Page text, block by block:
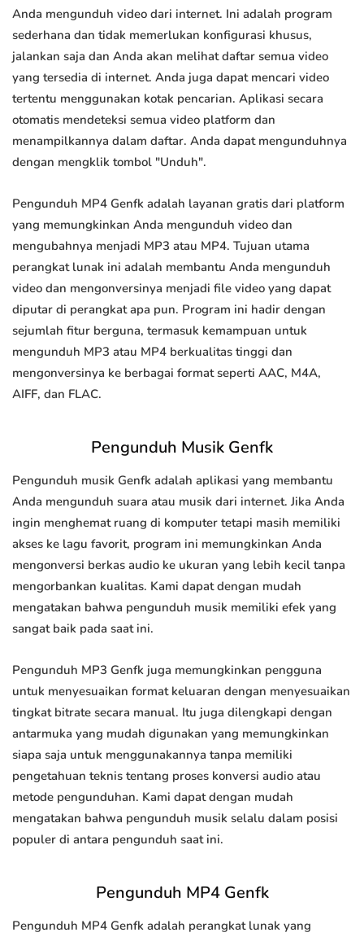
Anda mengunduh video dari internet. Ini adalah program
sederhana dan tidak memerlukan konfigurasi khusus,
jalankan saja dan Anda akan melihat daftar semua video
yang tersedia di internet. Anda juga dapat mencari video
tertentu menggunakan kotak pencarian. Aplikasi secara
otomatis mendeteksi semua video platform dan
menampilkannya dalam daftar. Anda dapat mengunduhnya
dengan mengklik tombol "Unduh".
Pengunduh MP4 Genfk adalah layanan gratis dari platform
yang memungkinkan Anda mengunduh video dan
mengubahnya menjadi MP3 atau MP4. Tujuan utama
perangkat lunak ini adalah membantu Anda mengunduh
video dan mengonversinya menjadi file video yang dapat
diputar di perangkat apa pun. Program ini hadir dengan
sejumlah fitur berguna, termasuk kemampuan untuk
mengunduh MP3 atau MP4 berkualitas tinggi dan
mengonversinya ke berbagai format seperti AAC, M4A,
AIFF, dan FLAC.
Pengunduh Musik Genfk
Pengunduh musik Genfk adalah aplikasi yang membantu
Anda mengunduh suara atau musik dari internet. Jika Anda
ingin menghemat ruang di komputer tetapi masih memiliki
akses ke lagu favorit, program ini memungkinkan Anda
mengonversi berkas audio ke ukuran yang lebih kecil tanpa
mengorbankan kualitas. Kami dapat dengan mudah
mengatakan bahwa pengunduh musik memiliki efek yang
sangat baik pada saat ini.
Pengunduh MP3 Genfk juga memungkinkan pengguna
untuk menyesuaikan format keluaran dengan menyesuaikan
tingkat bitrate secara manual. Itu juga dilengkapi dengan
antarmuka yang mudah digunakan yang memungkinkan
siapa saja untuk menggunakannya tanpa memiliki
pengetahuan teknis tentang proses konversi audio atau
metode pengunduhan. Kami dapat dengan mudah
mengatakan bahwa pengunduh musik selalu dalam posisi
populer di antara pengunduh saat ini.
Pengunduh MP4 Genfk
Pengunduh MP4 Genfk adalah perangkat lunak yang